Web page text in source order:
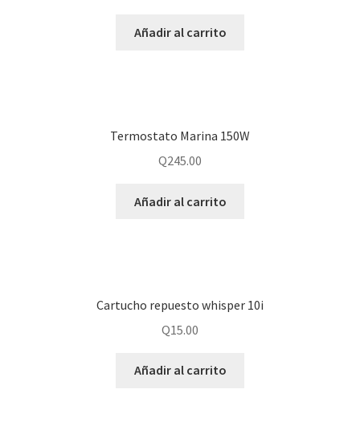
Añadir al carrito
Termostato Marina 150W
Q245.00
Añadir al carrito
Cartucho repuesto whisper 10i
Q15.00
Añadir al carrito